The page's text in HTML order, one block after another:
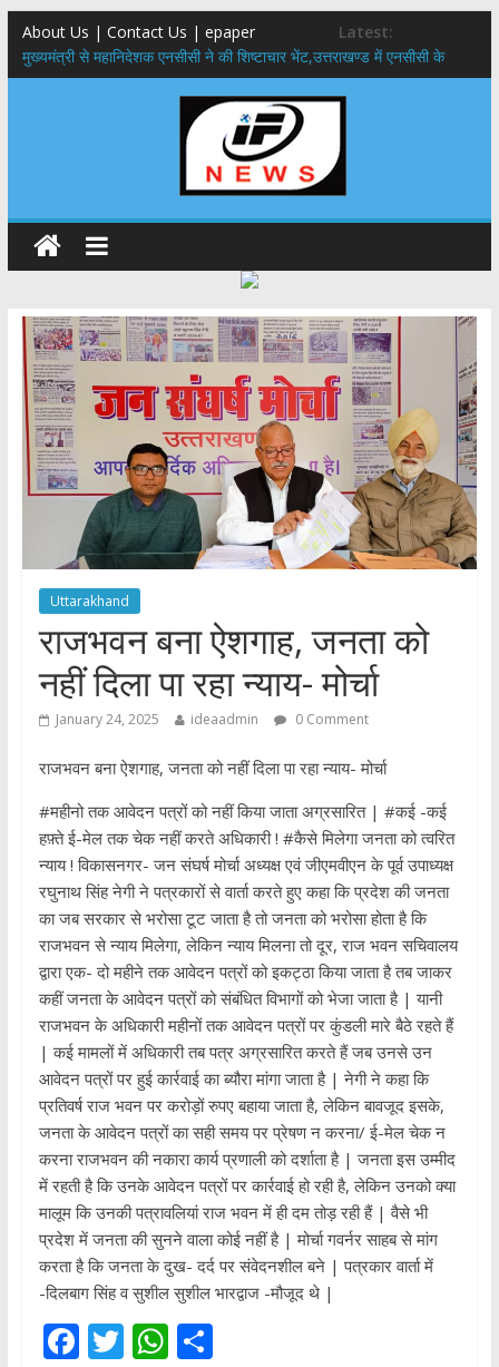
About Us | Contact Us | epaper
Latest:
मुख्यमंत्री से महानिदेशक एनसीसी ने की शिष्टाचार भेंट,उत्तराखण्ड में एनसीसी के
विस्तार एवं आधुनिक आधारभूत संरचना के विकास पर हुई महत्वपूर्ण चर्चा
​धामी कैबिनेट का बड़ा फैसला: पशुपालकों को 60% तक सब्सिडी, गंगा एक्सप्रेसवे का
​हरिद्वार से वीरभद्र (ऋषिकेश) तक निकली BJYM की भव्य कांवड़ यात्रा; तेजस्वी
सूर्या ने की देश व प्रदेशवासियों के कल्याण की कामना
24×7 अलर्ट मोड में रहें अधिकारी-मुख्य सचिव मानसून-एसईओसी से मुख्य सचिव ने
की विस्तृत समीक्षा कहा-बंद सड़कों को शीघ्र खोला जाए, लोगों को न हो दिक्कत
459 करोड़ से एचएनबी गढ़वाल विश्वविद्यालय में अनुसंधान संरचना होगी सुदृढ,उच्च
शिक्षा मंत्री धन सिंह रावत ने नवनियुक्त केन्द्रीय शिक्षा मंत्री से की मुलाकात
Uttarakhand
राजभवन बना ऐशगाह, जनता को
नहीं दिला पा रहा न्याय- मोर्चा
January 24, 2025 ideaadmin 0 Comment
राजभवन बना ऐशगाह, जनता को नहीं दिला पा रहा न्याय- मोर्चा
#महीनो तक आवेदन पत्रों को नहीं किया जाता अग्रसारित | #कई -कई
हफ़्ते ई-मेल तक चेक नहीं करते अधिकारी ! #कैसे मिलेगा जनता को त्वरित
न्याय ! विकासनगर- जन संघर्ष मोर्चा अध्यक्ष एवं जीएमवीएन के पूर्व उपाध्यक्ष
रघुनाथ सिंह नेगी ने पत्रकारों से वार्ता करते हुए कहा कि प्रदेश की जनता
का जब सरकार से भरोसा टूट जाता है तो जनता को भरोसा होता है कि
राजभवन से न्याय मिलेगा, लेकिन न्याय मिलना तो दूर, राज भवन सचिवालय
द्वारा एक- दो महीने तक आवेदन पत्रों को इकट्ठा किया जाता है तब जाकर
कहीं जनता के आवेदन पत्रों को संबंधित विभागों को भेजा जाता है | यानी
राजभवन के अधिकारी महीनों तक आवेदन पत्रों पर कुंडली मारे बैठे रहते हैं
| कई मामलों में अधिकारी तब पत्र अग्रसारित करते हैं जब उनसे उन
आवेदन पत्रों पर हुई कार्रवाई का ब्यौरा मांगा जाता है | नेगी ने कहा कि
प्रतिवर्ष राज भवन पर करोड़ों रुपए बहाया जाता है, लेकिन बावजूद इसके,
जनता के आवेदन पत्रों का सही समय पर प्रेषण न करना/ ई-मेल चेक न
करना राजभवन की नकारा कार्य प्रणाली को दर्शाता है | जनता इस उम्मीद
में रहती है कि उनके आवेदन पत्रों पर कार्रवाई हो रही है, लेकिन उनको क्या
मालूम कि उनकी पत्रावलियां राज भवन में ही दम तोड़ रही हैं | वैसे भी
प्रदेश में जनता की सुनने वाला कोई नहीं है | मोर्चा गवर्नर साहब से मांग
करता है कि जनता के दुख- दर्द पर संवेदनशील बने | पत्रकार वार्ता में
-दिलबाग सिंह व सुशील सुशील भारद्वाज -मौजूद थे |
F T W S